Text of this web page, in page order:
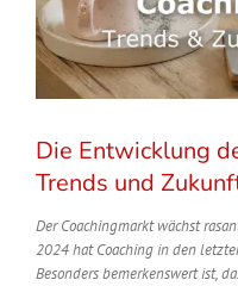
Die Entwicklung
Trends und
Der Coachingmarkt wächst
2024 hat Coaching in den
Besonders bemerkenswert ist,